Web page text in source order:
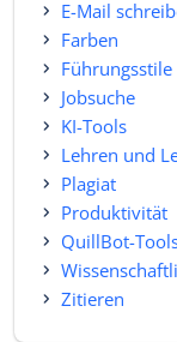
E-Mail
Farben
Führungsstile
Jobsuche
KI-Tools
Lehren und
Plagiat
Produktivität
QuillBot-
Zitieren